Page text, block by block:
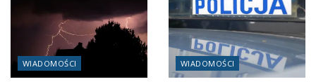
WIADOMOŚCI WIADOMOŚCI